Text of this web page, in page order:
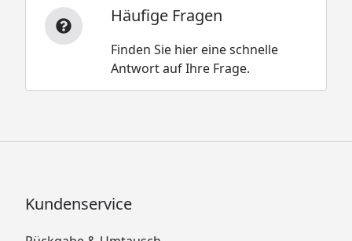
Häufige Fragen
Finden Sie hier eine schnelle
Antwort auf Ihre Frage.
Kundenservice